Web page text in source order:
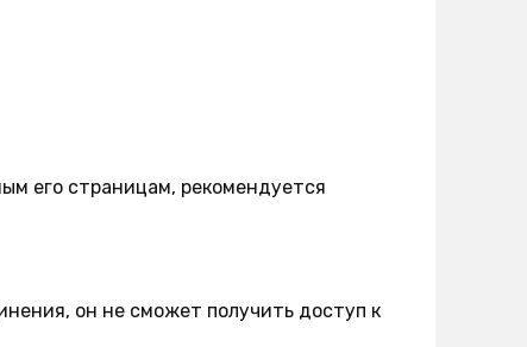
его страницам, рекомендуется
он не сможет получить доступ к